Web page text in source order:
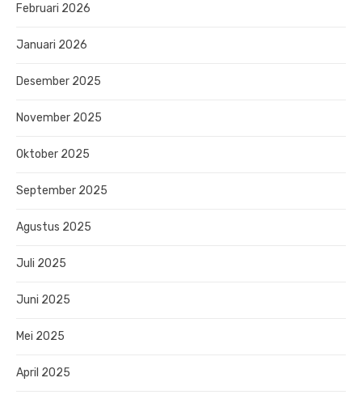
Februari 2026
Januari 2026
Desember 2025
November 2025
Oktober 2025
September 2025
Agustus 2025
Juli 2025
Juni 2025
Mei 2025
April 2025